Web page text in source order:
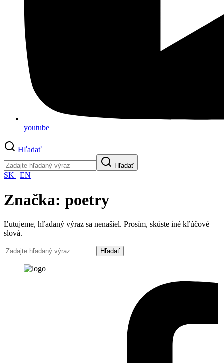
youtube
Hľadať
Hľadať
SK | EN
Značka: poetry
Ľutujeme, hľadaný výraz sa nenašiel. Prosím, skúste iné kľúčové
slová.